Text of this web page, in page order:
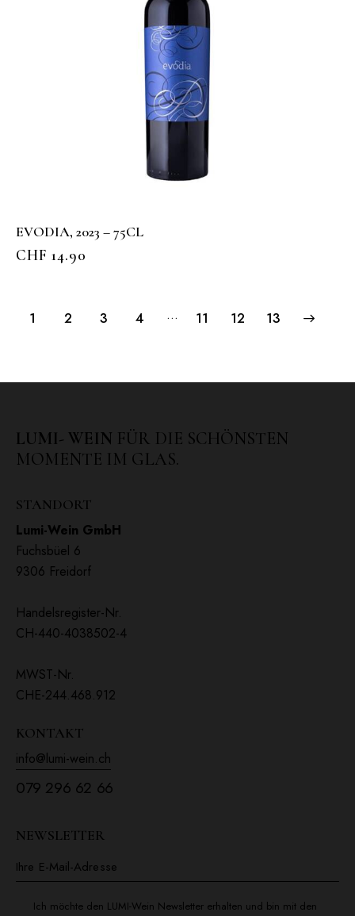
EVODIA, 2023 – 75CL
CHF 14.90
1 2 3 4 … 11 12 13
→
LUMI- WEIN FÜR DIE SCHÖNSTEN
MOMENTE IM GLAS.
STANDORT
Lumi-Wein GmbH
Fuchsbüel 6
9306 Freidorf
Handelsregister-Nr.
CH-440-4038502-4
MWST-Nr.
CHE-244.468.912
KONTAKT
info@lumi-wein.ch
079 296 62 66
NEWSLETTER
Ich möchte den LUMI-Wein Newsletter erhalten und bin mit den